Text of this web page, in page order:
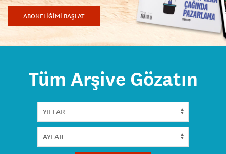
ABONELİĞİMİ BAŞLAT
Tüm Arşive Gözatın